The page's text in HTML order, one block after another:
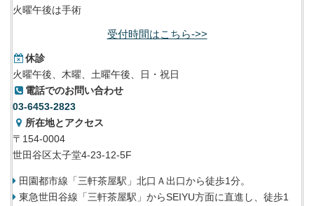
火曜午後は手術
受付時間はこちら->>
休診
火曜午後、木曜、土曜午後、日・祝日
電話でのお問い合わせ
03-6453-2823
所在地とアクセス
〒154-0004
世田谷区太子堂4-23-12-5F
田園都市線「三軒茶屋駅」北口Ａ出口から徒歩1分。
東急世田谷線「三軒茶屋駅」からSEIYU方面に直進し、徒歩1